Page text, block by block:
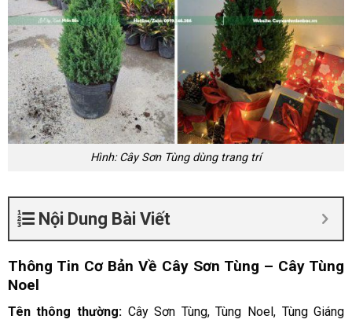
Hình: Cây Sơn Tùng dùng trang trí
Nội Dung Bài Viết
Thông Tin Cơ Bản Về Cây Sơn Tùng – Cây Tùng
Noel
Tên thông thường: Cây Sơn Tùng, Tùng Noel, Tùng Giáng